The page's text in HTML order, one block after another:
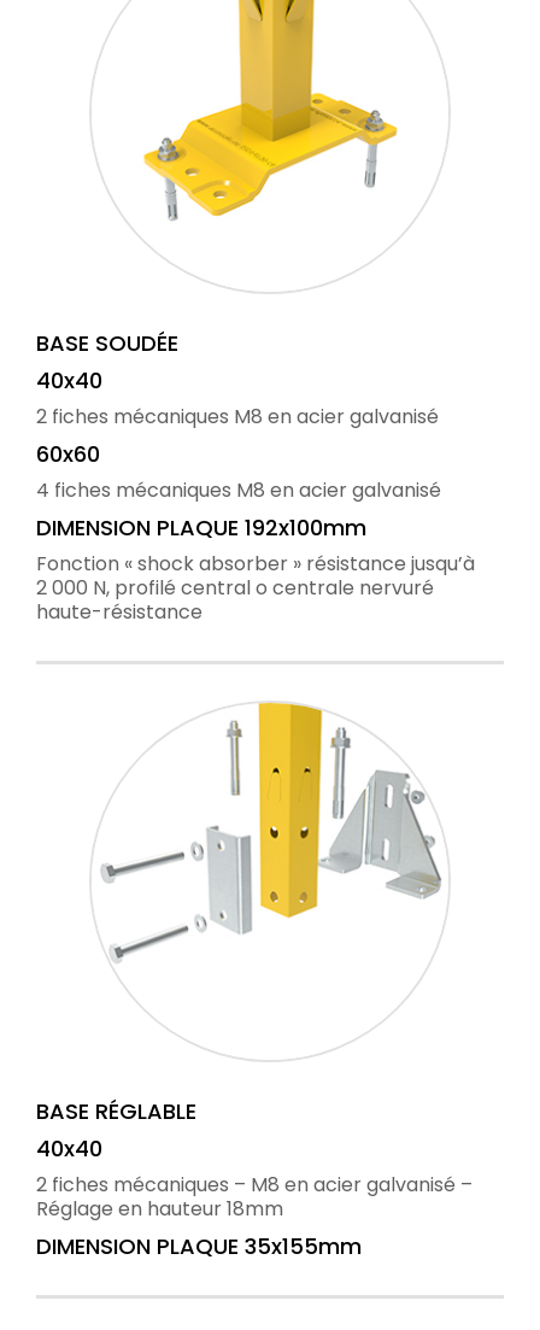
BASE SOUDÉE
40x40
2 fiches mécaniques M8 en acier galvanisé
60x60
4 fiches mécaniques M8 en acier galvanisé
DIMENSION PLAQUE 192x100mm
Fonction « shock absorber » résistance jusqu’à
2 000 N, profilé central o centrale nervuré
haute-résistance
BASE RÉGLABLE
40x40
2 fiches mécaniques – M8 en acier galvanisé –
Réglage en hauteur 18mm
DIMENSION PLAQUE 35x155mm